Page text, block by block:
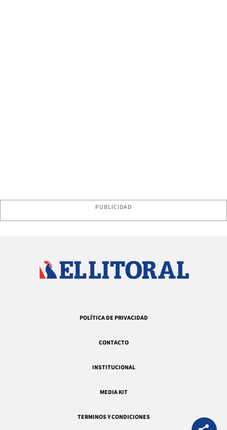
PUBLICIDAD
POLÍTICA DE PRIVACIDAD
CONTACTO
INSTITUCIONAL
MEDIA KIT
TERMINOS Y CONDICIONES